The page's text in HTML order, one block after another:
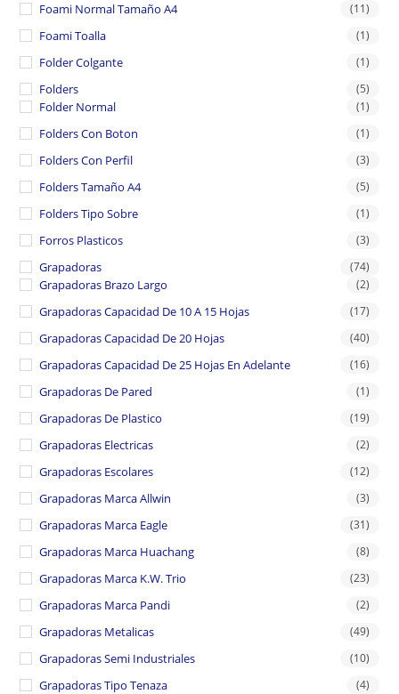
Foami Normal Tamaño A4 (11)
Foami Toalla (1)
Folder Colgante (1)
Folders (5)
Folder Normal (1)
Folders Con Boton (1)
Folders Con Perfil (3)
Folders Tamaño A4 (5)
Folders Tipo Sobre (1)
Forros Plasticos (3)
Grapadoras (74)
Grapadoras Brazo Largo (2)
Grapadoras Capacidad De 10 A 15 Hojas (17)
Grapadoras Capacidad De 20 Hojas (40)
Grapadoras Capacidad De 25 Hojas En Adelante (16)
Grapadoras De Pared (1)
Grapadoras De Plastico (19)
Grapadoras Electricas (2)
Grapadoras Escolares (12)
Grapadoras Marca Allwin (3)
Grapadoras Marca Eagle (31)
Grapadoras Marca Huachang (8)
Grapadoras Marca K.W. Trio (23)
Grapadoras Marca Pandi (2)
Grapadoras Metalicas (49)
Grapadoras Semi Industriales (10)
Grapadoras Tipo Tenaza (4)